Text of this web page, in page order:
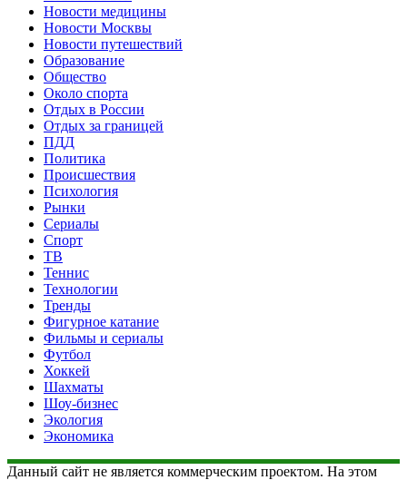
Новости медицины
Новости Москвы
Новости путешествий
Образование
Общество
Около спорта
Отдых в России
Отдых за границей
ПДД
Политика
Происшествия
Психология
Рынки
Сериалы
Спорт
ТВ
Теннис
Технологии
Тренды
Фигурное катание
Фильмы и сериалы
Футбол
Хоккей
Шахматы
Шоу-бизнес
Экология
Экономика
Данный сайт не является коммерческим проектом. На этом